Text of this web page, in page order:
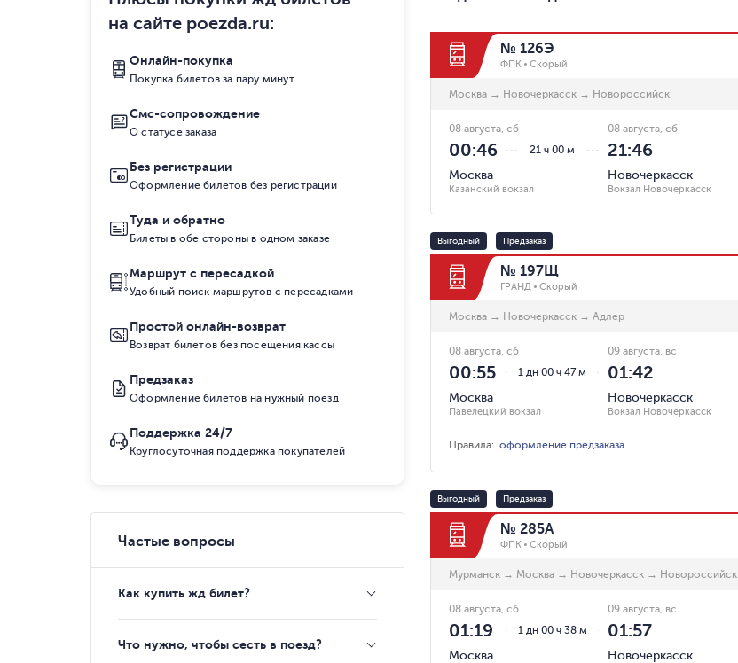
№ 126Э
ФПК Скорый
Москва → Новочеркасск → Новороссийск
21 ч 00 м
08 августа, сб
00:46
Москва
Казанский вокзал
08 августа, сб
21:46
Новочеркасск
Вокзал Новочеркасск
Выгодный Предзаказ
№ 197Щ
ГРАНД Скорый
Москва → Новочеркасск → Адлер
1 дн 00 ч 47 м
08 августа, сб
00:55
Москва
Павелецкий вокзал
09 августа, вс
01:42
Новочеркасск
Вокзал Новочеркасск
Правила:оформление предзаказа
Выгодный Предзаказ
№ 285А
ФПК Скорый
Мурманск → Москва → Новочеркасск → Новороссийск
1 дн 00 ч 38 м
08 августа, сб
01:19
Москва
09 августа, вс
01:57
Новочеркасск
на сайте poezda.ru:
Онлайн-покупка
Покупка билетов за пару минут
Смс-сопровождение
О статусе заказа
Без регистрации
Оформление билетов без регистрации
Туда и обратно
Билеты в обе стороны в одном заказе
Маршрут с пересадкой
Удобный поиск маршрутов с пересадками
Простой онлайн-возврат
Возврат билетов без посещения кассы
Предзаказ
Оформление билетов на нужный поезд
Поддержка 24/7
Круглосуточная поддержка покупателей
Частые вопросы
Как купить жд билет?
Что нужно, чтобы сесть в поезд?